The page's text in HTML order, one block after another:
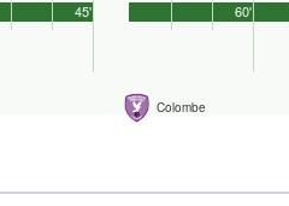
45'
Colombe
60'